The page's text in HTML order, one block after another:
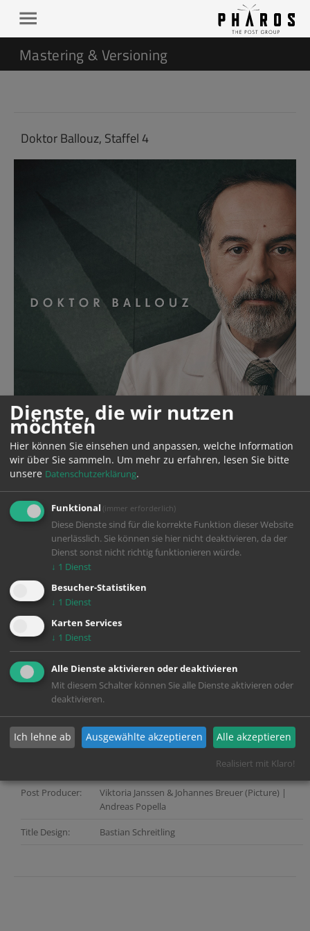
Mastering & Versioning
Doktor Ballouz, Staffel 4
Year 2023-2024
Company:
Director: Peter Ladkani, Florian Gottschick, Andreas Menck
Dop:
Christopher McKissick, Lukas Steinbach, Julia
Jalnasow
Services: Dailies, Mastering, Online, Sound, Title Design
Color Grading: Dailies - Cevat Maskar, Roland Murrer (extern)
Post Producer:
Viktoria Janssen & Johannes Breuer (Picture) |
Andreas Popella
Title Design: Bastian Schreitling
Dienste, die wir nutzen
möchten
Hier können Sie einsehen und anpassen, welche Information
wir über Sie sammeln. Um mehr zu erfahren, lesen Sie bitte
unsere Datenschutzerklärung.
Funktional (immer erforderlich)
Diese Dienste sind für die korrekte Funktion dieser Website
unerlässlich. Sie können sie hier nicht deaktivieren, da der
Dienst sonst nicht richtig funktionieren würde.
↓ 1 Dienst
Besucher-Statistiken
↓ 1 Dienst
Karten Services
↓ 1 Dienst
Alle Dienste aktivieren oder deaktivieren
Mit diesem Schalter können Sie alle Dienste aktivieren oder
deaktivieren.
Ich lehne ab Ausgewählte akzeptieren Alle akzeptieren
Realisiert mit Klaro!